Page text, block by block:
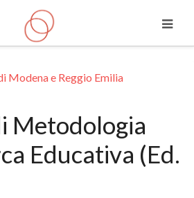
Modena e Reggio Emilia
Metodologia
Educativa (Ed.